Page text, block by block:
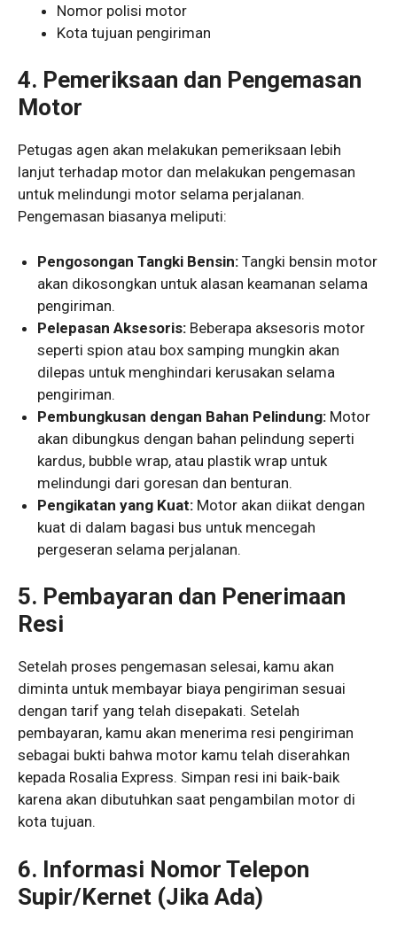
Nomor polisi motor
Kota tujuan pengiriman
4. Pemeriksaan dan Pengemasan
Motor
Petugas agen akan melakukan pemeriksaan lebih
lanjut terhadap motor dan melakukan pengemasan
untuk melindungi motor selama perjalanan.
Pengemasan biasanya meliputi:
Pengosongan Tangki Bensin: Tangki bensin motor
akan dikosongkan untuk alasan keamanan selama
pengiriman.
Pelepasan Aksesoris: Beberapa aksesoris motor
seperti spion atau box samping mungkin akan
dilepas untuk menghindari kerusakan selama
pengiriman.
Pembungkusan dengan Bahan Pelindung: Motor
akan dibungkus dengan bahan pelindung seperti
kardus, bubble wrap, atau plastik wrap untuk
melindungi dari goresan dan benturan.
Pengikatan yang Kuat: Motor akan diikat dengan
kuat di dalam bagasi bus untuk mencegah
pergeseran selama perjalanan.
5. Pembayaran dan Penerimaan
Resi
Setelah proses pengemasan selesai, kamu akan
diminta untuk membayar biaya pengiriman sesuai
dengan tarif yang telah disepakati. Setelah
pembayaran, kamu akan menerima resi pengiriman
sebagai bukti bahwa motor kamu telah diserahkan
kepada Rosalia Express. Simpan resi ini baik-baik
karena akan dibutuhkan saat pengambilan motor di
kota tujuan.
6. Informasi Nomor Telepon
Supir/Kernet (Jika Ada)